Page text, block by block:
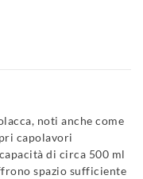
noti anche come
capolavori
di circa 500 ml
spazio sufficiente